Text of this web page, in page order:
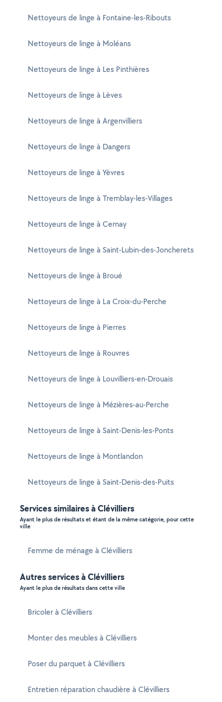
Nettoyeurs de linge à Fontaine-les-Ribouts
Nettoyeurs de linge à Moléans
Nettoyeurs de linge à Les Pinthières
Nettoyeurs de linge à Lèves
Nettoyeurs de linge à Argenvilliers
Nettoyeurs de linge à Dangers
Nettoyeurs de linge à Yèvres
Nettoyeurs de linge à Tremblay-les-Villages
Nettoyeurs de linge à Cernay
Nettoyeurs de linge à Saint-Lubin-des-Joncherets
Nettoyeurs de linge à Broué
Nettoyeurs de linge à La Croix-du-Perche
Nettoyeurs de linge à Pierres
Nettoyeurs de linge à Rouvres
Nettoyeurs de linge à Louvilliers-en-Drouais
Nettoyeurs de linge à Mézières-au-Perche
Nettoyeurs de linge à Saint-Denis-les-Ponts
Nettoyeurs de linge à Montlandon
Nettoyeurs de linge à Saint-Denis-des-Puits
Services similaires à Clévilliers
Ayant le plus de résultats et étant de la même catégorie, pour cette
ville
Femme de ménage à Clévilliers
Autres services à Clévilliers
Ayant le plus de résultats dans cette ville
Bricoler à Clévilliers
Monter des meubles à Clévilliers
Poser du parquet à Clévilliers
Entretien réparation chaudière à Clévilliers